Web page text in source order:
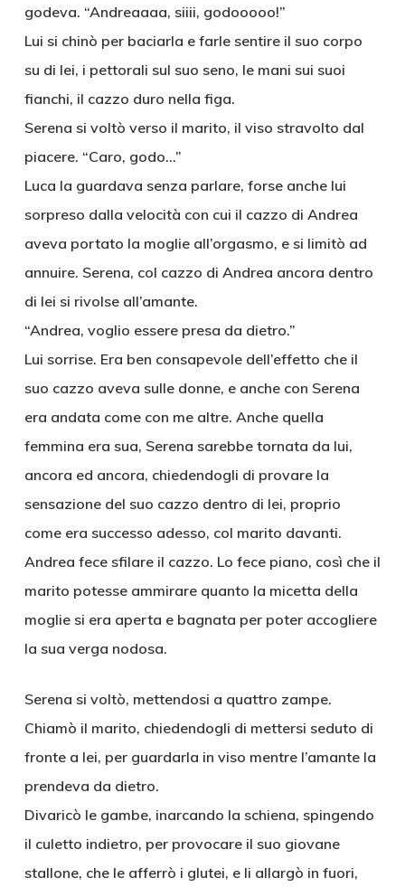
godeva. “Andreaaaa, siiii, godooooo!”
Lui si chinò per baciarla e farle sentire il suo corpo
su di lei, i pettorali sul suo seno, le mani sui suoi
fianchi, il cazzo duro nella figa.
Serena si voltò verso il marito, il viso stravolto dal
piacere. “Caro, godo…”
Luca la guardava senza parlare, forse anche lui
sorpreso dalla velocità con cui il cazzo di Andrea
aveva portato la moglie all’orgasmo, e si limitò ad
annuire. Serena, col cazzo di Andrea ancora dentro
di lei si rivolse all’amante.
“Andrea, voglio essere presa da dietro.”
Lui sorrise. Era ben consapevole dell’effetto che il
suo cazzo aveva sulle donne, e anche con Serena
era andata come con me altre. Anche quella
femmina era sua, Serena sarebbe tornata da lui,
ancora ed ancora, chiedendogli di provare la
sensazione del suo cazzo dentro di lei, proprio
come era successo adesso, col marito davanti.
Andrea fece sfilare il cazzo. Lo fece piano, così che il
marito potesse ammirare quanto la micetta della
moglie si era aperta e bagnata per poter accogliere
la sua verga nodosa.
Serena si voltò, mettendosi a quattro zampe.
Chiamò il marito, chiedendogli di mettersi seduto di
fronte a lei, per guardarla in viso mentre l’amante la
prendeva da dietro.
Divaricò le gambe, inarcando la schiena, spingendo
il culetto indietro, per provocare il suo giovane
stallone, che le afferrò i glutei, e li allargò in fuori,